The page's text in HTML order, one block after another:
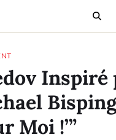
Bisping
Moi !’”